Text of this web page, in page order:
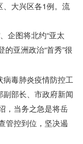
大兴区各1例。流
企图将北约“亚太
亚洲政治“首秀”很
毒肺炎疫情防控工
部长、市政府新闻
，当务之急是将岳
管控到位，坚决遏